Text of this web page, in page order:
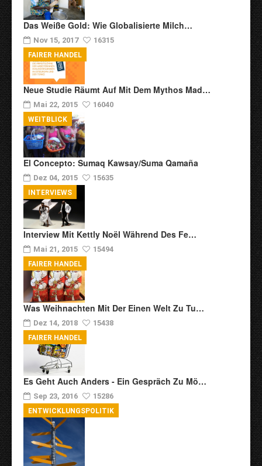
Das Weiße Gold: Wie Globalisierte Milch…
Nov 15, 2017 16315
Neue Studie Räumt Auf Mit Dem Mythos Mad…
Mai 22, 2015 16040
FAIRER HANDEL
El Concepto: Sumaq Kawsay/Suma Qamaña
Dez 04, 2015 15635
WEITBLICK
Interview Mit Kettly Noël Während Des Fe…
Mai 21, 2015 15494
INTERVIEWS
Was Weihnachten Mit Der Einen Welt Zu Tu…
Dez 14, 2018 15438
FAIRER HANDEL
Es Geht Auch Anders - Ein Gespräch Zu Mö…
Sep 23, 2016 15286
FAIRER HANDEL
ENTWICKLUNGSPOLITIK